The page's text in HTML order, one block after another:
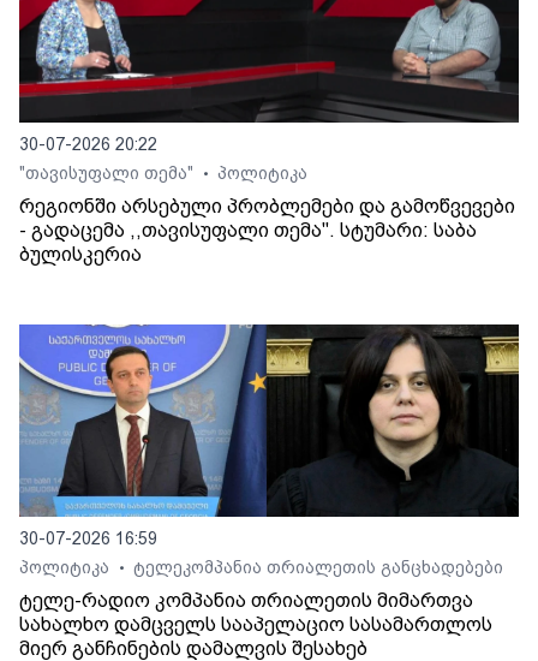
30-07-2026 20:22
"თავისუფალი თემა"
• პოლიტიკა
რეგიონში არსებული პრობლემები და გამოწვევები
- გადაცემა ,,თავისუფალი თემა". სტუმარი: საბა
ბულისკერია
30-07-2026 16:59
პოლიტიკა
• ტელეკომპანია თრიალეთის განცხადებები
ტელე-რადიო კომპანია თრიალეთის მიმართვა
სახალხო დამცველს სააპელაციო სასამართლოს
მიერ განჩინების დამალვის შესახებ